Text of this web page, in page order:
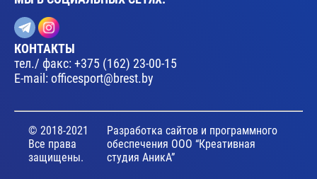
КОНТАКТЫ
тел./ факс: +375 (162) 23-00-15
E-mail: officesport@brest.by
© 2018-2021
Все права
защищены.
Разработка сайтов и программного
обеспечения ООО “Креативная
студия АникА”